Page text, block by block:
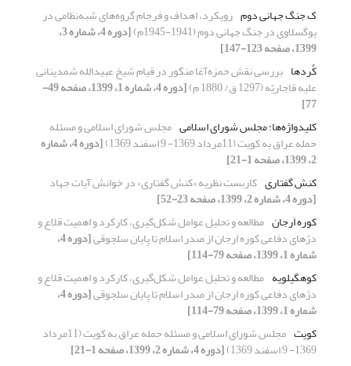
ک جنگ جهانی دوم رویکرد، اهداف و فرجام گروه‌های شبه‌نظامی در
یوگسلاوی در جنگ جهانی دوم (1941-1945م) [دوره 4، شماره 3،
1399، صفحه 123-147]
کُردها بررسی نقش حمزه‌آغا منگور در قیام شیخ ‌عبیدالله شمدینانی
علیه قاجاریّه (1297 ق/ 1880 م) [دوره 4، شماره 1، 1399، صفحه 49-
77]
کلیدواژه‌ها: مجلس شورای اسلامی مجلس شورای اسلامی و مسئله
حمله عراق به کویت (11مرداد 1369- 9 اسفند 1369) [دوره 4، شماره
2، 1399، صفحه 1-21]
کنش گفتاری کاربست نظریه «کنش گفتاری» در خوانش آیات جهاد
[دوره 4، شماره 2، 1399، صفحه 23-52]
کوره اَرجان مطالعه و تحلیل عوامل شکل‌گیری، کارکرد و اهمیت قلاع و
دژهای دفاعی کوره اَرجان از صدر اسلام تا پایان سلجوقی [دوره 4،
شماره 1، 1399، صفحه 79-114]
کوه­گیلویه مطالعه و تحلیل عوامل شکل‌گیری، کارکرد و اهمیت قلاع و
دژهای دفاعی کوره اَرجان از صدر اسلام تا پایان سلجوقی [دوره 4،
شماره 1، 1399، صفحه 79-114]
کویت
مجلس شورای اسلامی و مسئله حمله عراق به کویت (11مرداد
1369- 9 اسفند 1369) [دوره 4، شماره 2، 1399، صفحه 1-21]